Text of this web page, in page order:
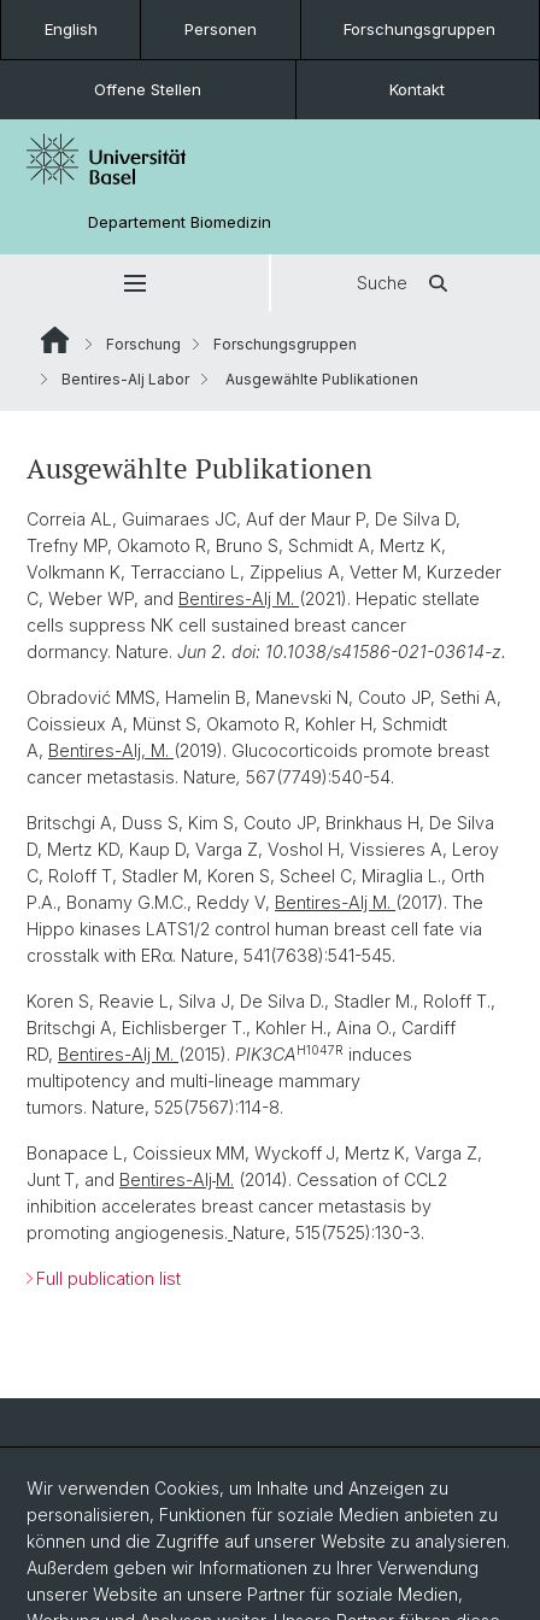
English Personen Forschungsgruppen
Offene Stellen Kontakt
Departement Biomedizin
Suche
Forschung
Forschungsgruppen
Bentires-Alj Labor
Ausgewählte Publikationen
Ausgewählte Publikationen
Correia AL, Guimaraes JC, Auf der Maur P, De Silva D,
Trefny MP, Okamoto R, Bruno S, Schmidt A, Mertz K,
Volkmann K, Terracciano L, Zippelius A, Vetter M, Kurzeder
C, Weber WP, and Bentires-Alj M. (2021). Hepatic stellate
cells suppress NK cell sustained breast cancer
dormancy. Nature. Jun 2. doi: 10.1038/s41586-021-03614-z.
Obradović MMS, Hamelin B, Manevski N, Couto JP, Sethi A,
Coissieux A, Münst S, Okamoto R, Kohler H, Schmidt
A, Bentires-Alj, M. (2019). Glucocorticoids promote breast
cancer metastasis. Nature, 567(7749):540-54.
Britschgi A, Duss S, Kim S, Couto JP, Brinkhaus H, De Silva
D, Mertz KD, Kaup D, Varga Z, Voshol H, Vissieres A, Leroy
C, Roloff T, Stadler M, Koren S, Scheel C, Miraglia L., Orth
P.A., Bonamy G.M.C., Reddy V, Bentires-Alj M. (2017). The
Hippo kinases LATS1/2 control human breast cell fate via
crosstalk with ERα. Nature, 541(7638):541-545.
Koren S, Reavie L, Silva J, De Silva D., Stadler M., Roloff T.,
Britschgi A, Eichlisberger T., Kohler H., Aina O., Cardiff
RD, Bentires-Alj M. (2015). PIK3CAH1047R induces
multipotency and multi-lineage mammary
tumors. Nature, 525(7567):114-8.
Bonapace L, Coissieux MM, Wyckoff J, Mertz K, Varga Z,
JuntT, and Bentires-Alj M. (2014). Cessation of CCL2
inhibition accelerates breast cancer metastasis by
promoting angiogenesis. Nature, 515(7525):130-3.
Full publication list
Social Media
LinkedIn
Bluesky
Wir verwenden Cookies, um Inhalte und Anzeigen zu
personalisieren, Funktionen für soziale Medien anbieten zu
können und die Zugriffe auf unserer Website zu analysieren.
Außerdem geben wir Informationen zu Ihrer Verwendung
unserer Website an unsere Partner für soziale Medien,